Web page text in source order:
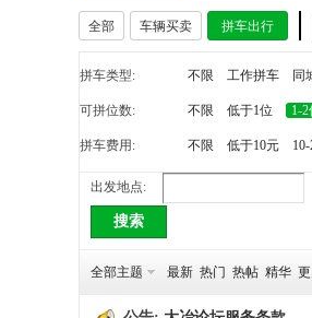
冶
网
全部 车辆买卖 拼车出行
拼车类型: 不限 工作拼车 同
可拼位数: 不限 低于1位 1-2
拼车费用: 不限 低于10元
出发地点:
搜索
全部主题 最新 热门 热帖 精华